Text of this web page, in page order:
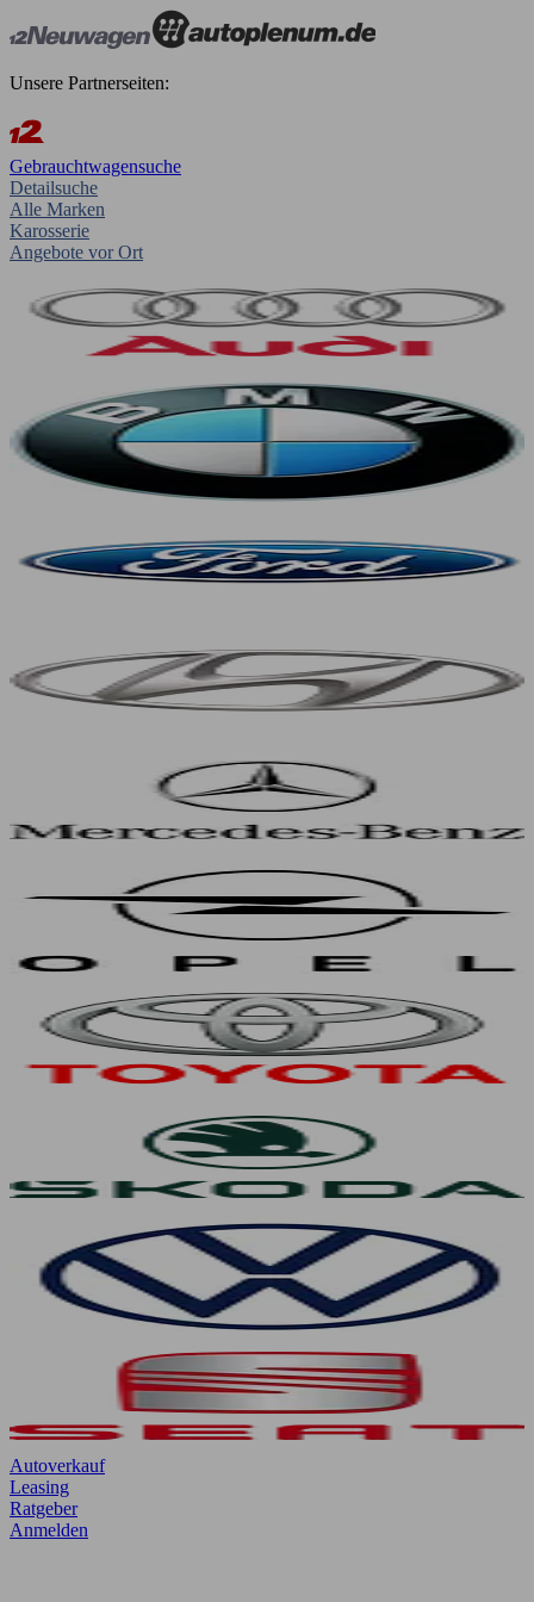
Unsere Partnerseiten:
Gebrauchtwagensuche
Detailsuche
Alle Marken
Karosserie
Angebote vor Ort
Autoverkauf
Leasing
Ratgeber
Anmelden